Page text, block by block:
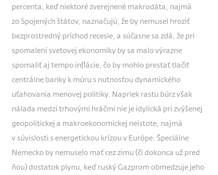
percenta, keď niektoré zverejnené makrodáta, najmä
zo Spojených štátov, naznačujú, že by nemusel hroziť
bezprostredný príchod recesie, a súčasne sa zdá, že pri
spomalení svetovej ekonomiky by sa malo výrazne
spomaliť aj tempo inflácie, čo by mohlo prestať tlačiť
centrálne banky k múru s nutnosťou dynamického
uťahovania menovej politiky. Napriek rastu búrz však
nálada medzi trhovými hráčmi nie je idylická pri zvýšenej
geopolitickej a makroekonomickej neistote, najmä
v súvislosti s energetickou krízou v Európe. Špeciálne
Nemecko by nemuselo mať cez zimu (či dokonca už pred
ňou) dostatok plynu, keď ruský Gazprom obmedzuje jeho